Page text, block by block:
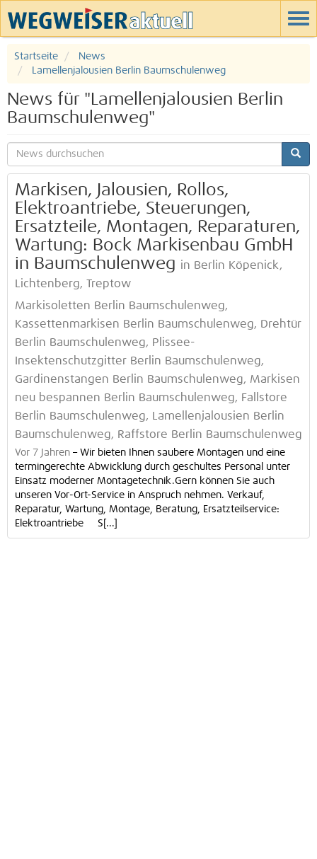
Startseite
News
Lamellenjalousien Berlin Baumschulenweg
News für "Lamellenjalousien Berlin
Baumschulenweg"
Markisen, Jalousien, Rollos,
Elektroantriebe, Steuerungen,
Ersatzteile, Montagen, Reparaturen,
Wartung: Bock Markisenbau GmbH
in Baumschulenweg in Berlin Köpenick,
Lichtenberg, Treptow
Markisoletten Berlin Baumschulenweg,
Kassettenmarkisen Berlin Baumschulenweg, Drehtür
Berlin Baumschulenweg, Plissee-
Insektenschutzgitter Berlin Baumschulenweg,
Gardinenstangen Berlin Baumschulenweg, Markisen
neu bespannen Berlin Baumschulenweg, Fallstore
Berlin Baumschulenweg, Lamellenjalousien Berlin
Baumschulenweg, Raffstore Berlin Baumschulenweg
Vor 7 Jahren – Wir bieten Ihnen saubere Montagen und eine
termingerechte Abwicklung durch geschultes Personal unter
Einsatz moderner Montagetechnik.Gern können Sie auch
unseren Vor-Ort-Service in Anspruch nehmen. Verkauf,
Reparatur, Wartung, Montage, Beratung, Ersatzteilservice:
Elektroantriebe S[...]